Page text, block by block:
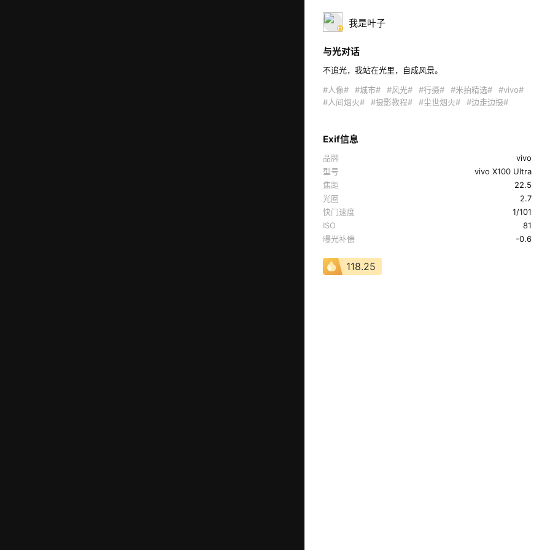
我是叶子
与光对话
不追光，我站在光里，自成风景。
#人像#
#城市# #风光# #行摄# #米拍精选#
#vivo#
#人间烟火#
#摄影教程# #尘世烟火# #边走边摄#
Exif信息
品牌
vivo
型号
vivo X100 Ultra
焦距
22.5
光圈
2.7
快门速度
1/101
ISO
81
曝光补偿
-0.6
118.25